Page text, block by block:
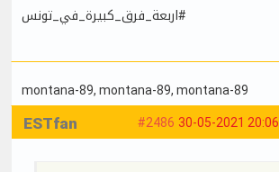
اربعة_فرق_كبيرة_في_تونس#
montana-89, montana-89, montana-89
#2486 30-05-2021 20:06
ESTfan